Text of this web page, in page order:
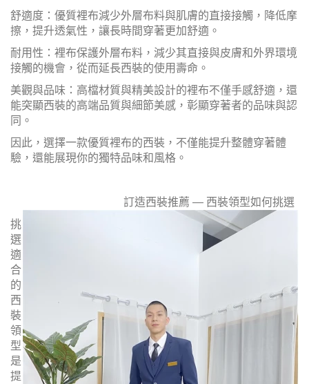
舒適度：優質裡布減少外層布料與肌膚的直接接觸，降低摩
擦，提升透氣性，讓長時間穿著更加舒適。
耐用性：裡布保護外層布料，減少其直接與皮膚和外界環境
接觸的機會，從而延長西裝的使用壽命。
美觀與品味：高檔材質與精美設計的裡布不僅手感舒適，還
能突顯西裝的高端品質與細節美感，彰顯穿著者的品味與認
同。
因此，選擇一款優質裡布的西裝，不僅能提升整體穿著體
驗，還能展現你的獨特品味和風格。
訂造西裝推薦 — 西裝領型如何挑選
挑
選
適
合
的
西
裝
領
型
是
提